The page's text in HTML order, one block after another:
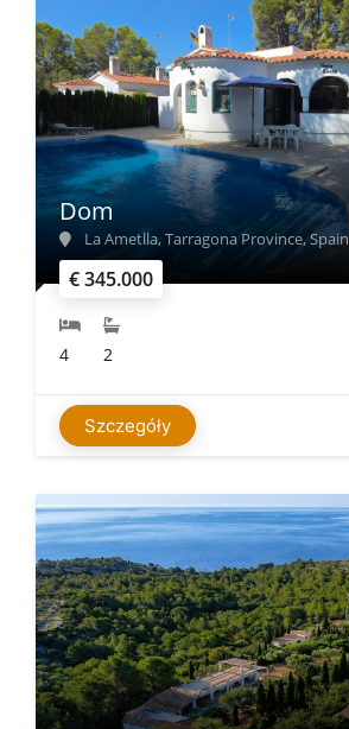
€ 345.000
Dom
La Ametlla, Tarragona Province, Spain
4 2
Szczegóły